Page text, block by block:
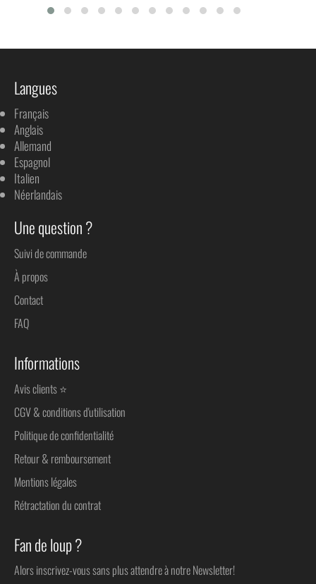
Langues
Français
Anglais
Allemand
Espagnol
Italien
Néerlandais
Une question ?
Suivi de commande
À propos
Contact
FAQ
Informations
Avis clients ⭐
CGV & conditions d'utilisation
Politique de confidentialité
Retour & remboursement
Mentions légales
Rétractation du contrat
Fan de loup ?
Alors inscrivez-vous sans plus attendre à notre Newsletter!